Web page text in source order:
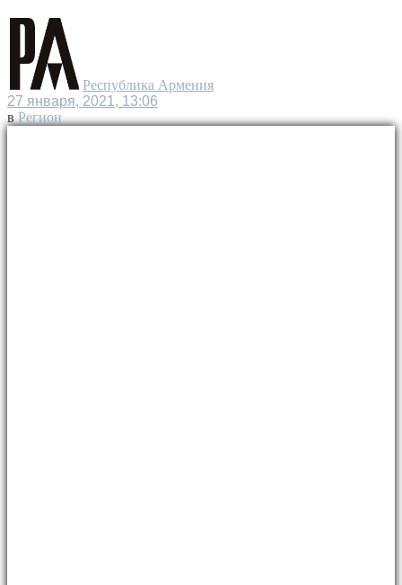
Республика Армения
27 января, 2021, 13:06
в Регион